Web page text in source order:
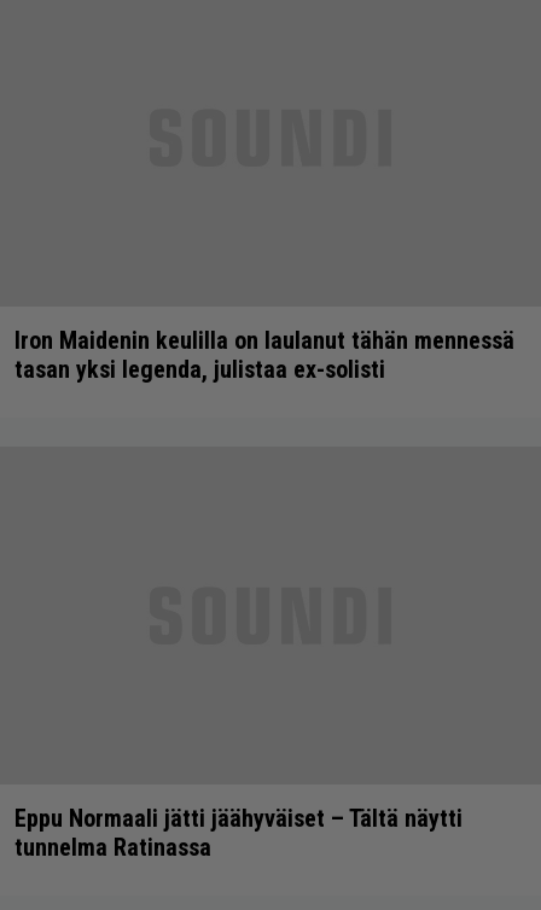
Iron Maidenin keulilla on laulanut tähän mennessä
tasan yksi legenda, julistaa ex-solisti
Eppu Normaali jätti jäähyväiset – Tältä näytti
tunnelma Ratinassa